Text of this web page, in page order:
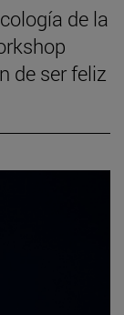
de la
de ser feliz